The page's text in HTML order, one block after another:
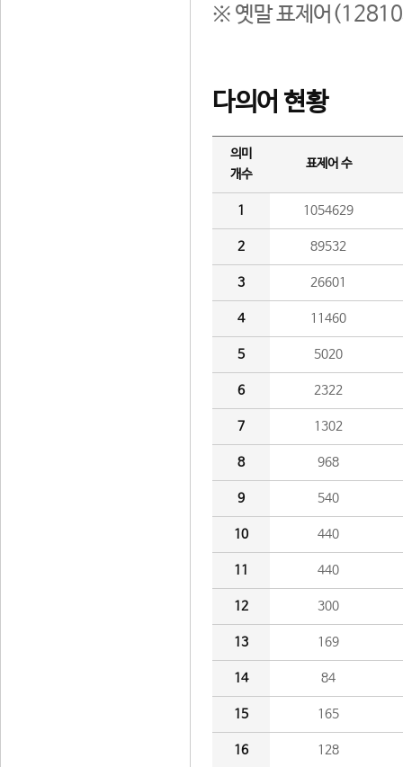
※ 옛말 표제어(12810
다의어 현황
의미
개수
표제어 수
1 1054629
2 89532
3 26601
4 11460
5 5020
6 2322
7 1302
8 968
9 540
10 440
11 440
12 300
13 169
14 84
15 165
16 128